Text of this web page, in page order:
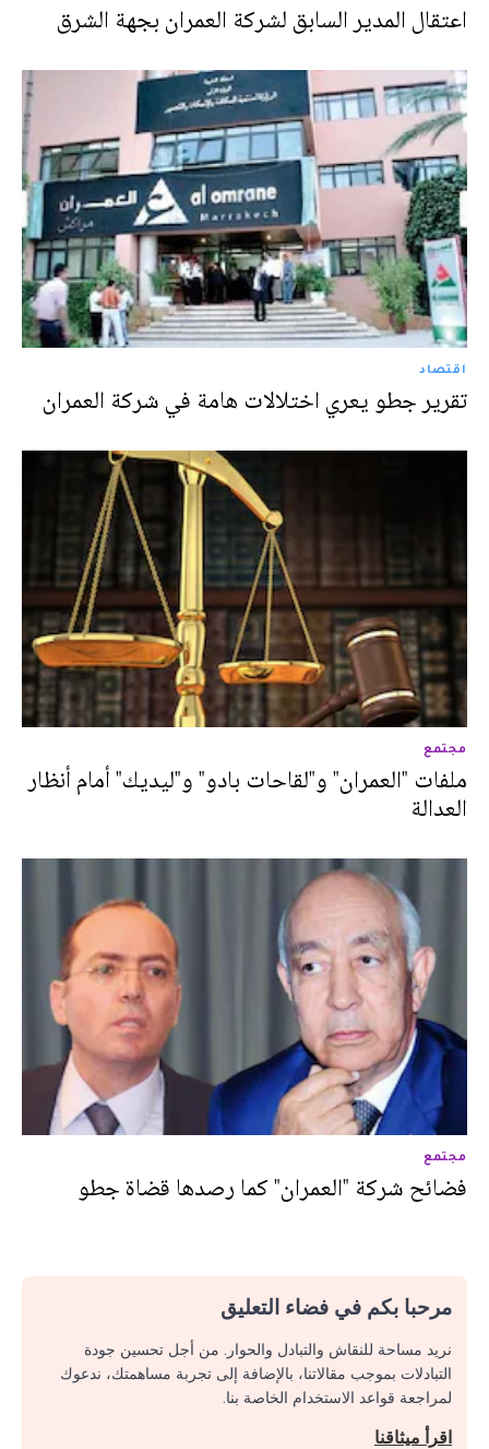
اعتقال المدير السابق لشركة العمران بجهة الشرق
اقتصاد
تقرير جطو يعري اختلالات هامة في شركة العمران
مجتمع
ملفات "العمران" و"لقاحات بادو" و"ليديك" أمام أنظار
العدالة
مجتمع
فضائح شركة "العمران" كما رصدها قضاة جطو
مرحبا بكم في فضاء التعليق
نريد مساحة للنقاش والتبادل والحوار. من أجل تحسين جودة
التبادلات بموجب مقالاتنا، بالإضافة إلى تجربة مساهمتك، ندعوك
لمراجعة قواعد الاستخدام الخاصة بنا.
اقرأ ميثاقنا